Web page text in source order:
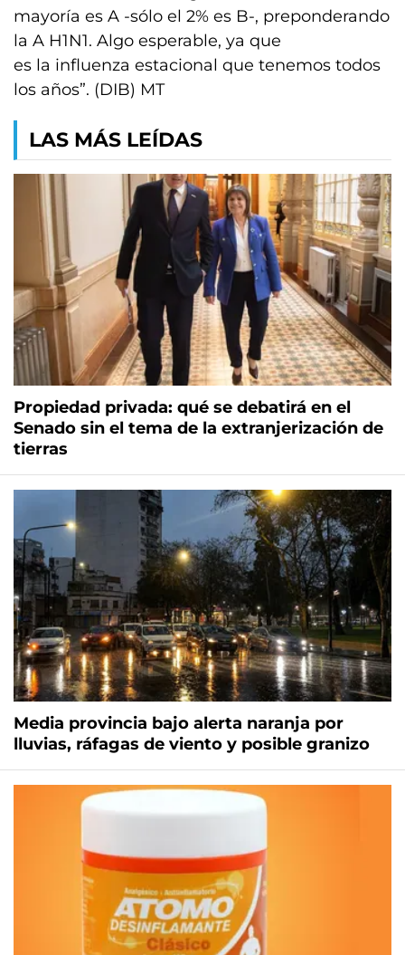
mayoría es A -sólo el 2% es B-, preponderando
la A H1N1. Algo esperable, ya que
es la influenza estacional que tenemos todos
los años”. (DIB) MT
LAS MÁS LEÍDAS
Propiedad privada: qué se debatirá en el
Senado sin el tema de la extranjerización de
tierras
Media provincia bajo alerta naranja por
lluvias, ráfagas de viento y posible granizo